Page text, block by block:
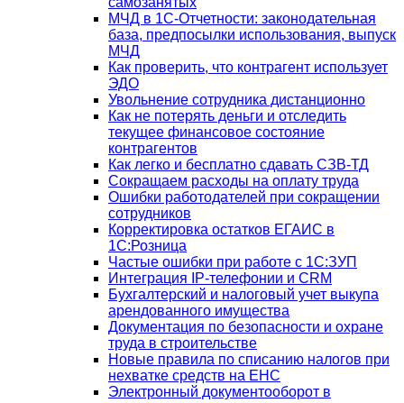
МЧД в 1С-Отчетности: законодательная
база, предпосылки использования, выпуск
МЧД
Как проверить, что контрагент использует
ЭДО
Увольнение сотрудника дистанционно
Как не потерять деньги и отследить
текущее финансовое состояние
контрагентов
Как легко и бесплатно сдавать СЗВ-ТД
Сокращаем расходы на оплату труда
Ошибки работодателей при сокращении
сотрудников
Корректировка остатков ЕГАИС в
1С:Розница
Частые ошибки при работе с 1С:ЗУП
Интеграция IP-телефонии и CRM
Бухгалтерский и налоговый учет выкупа
арендованного имущества
Документация по безопасности и охране
труда в строительстве
Новые правила по списанию налогов при
нехватке средств на ЕНС
Электронный документооборот в